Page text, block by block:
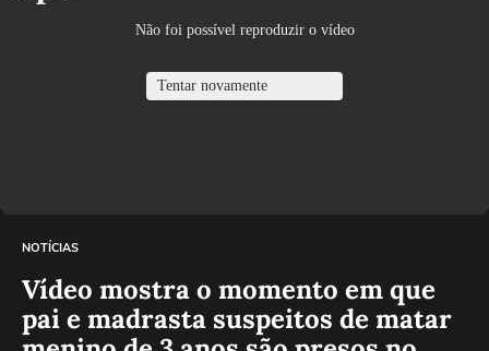
NOTÍCIAS
Vídeo mostra o momento em que
pai e madrasta suspeitos de matar